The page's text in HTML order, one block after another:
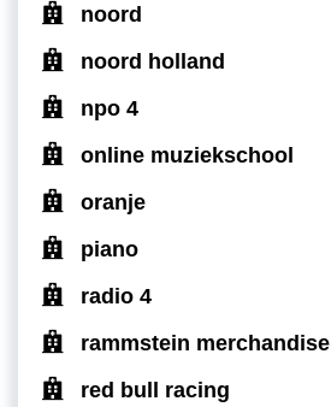
noord
noord holland
npo 4
online muziekschool
oranje
piano
radio 4
rammstein merchandise
red bull racing